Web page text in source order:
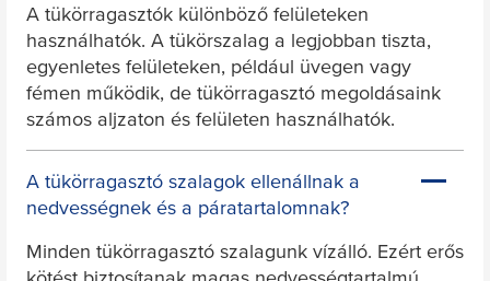
A tükörragasztók különböző felületeken
használhatók. A tükörszalag a legjobban tiszta,
egyenletes felületeken, például üvegen vagy
fémen működik, de tükörragasztó megoldásaink
számos aljzaton és felületen használhatók.
A tükörragasztó szalagok ellenállnak a
nedvességnek és a páratartalomnak?
Minden tükörragasztó szalagunk vízálló. Ezért erős